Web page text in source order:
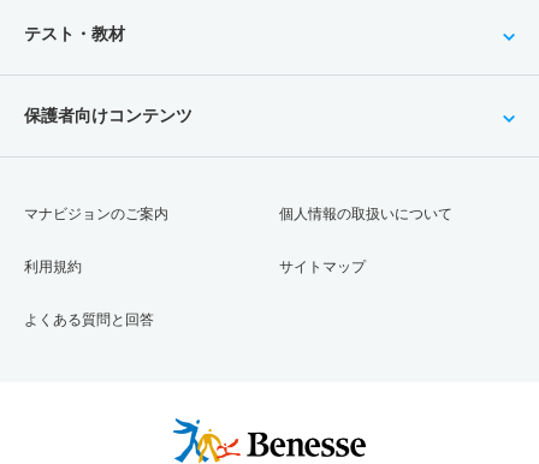
テスト・教材
保護者向けコンテンツ
マナビジョンのご案内
利用規約
よくある質問と回答
個人情報の取扱いについて
サイトマップ